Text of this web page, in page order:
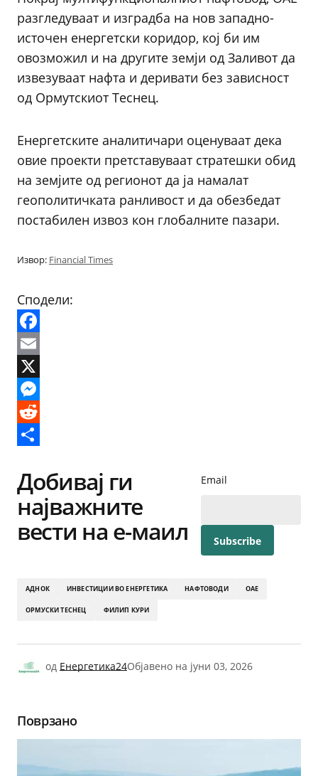
разгледуваат и изградба на нов западно-
источен енергетски коридор, кој би им
овозможил и на другите земји од Заливот да
извезуваат нафта и деривати без зависност
од Ормутскиот Теснец.
Енергетските аналитичари оценуваат дека
овие проекти претставуваат стратешки обид
на земјите од регионот да ја намалат
геополитичката ранливост и да обезбедат
постабилен извоз кон глобалните пазари.
Извор: Financial Times
Сподели:
Facebook
Email
X
Messenger
Reddit
Добивај ги
најважните
вести на е-маил
Email
АДНОК ИНВЕСТИЦИИ ВО ЕНЕРГЕТИКА НАФТОВОДИ ОАЕ
ОРМУСКИ ТЕСНЕЦ ФИЛИП КУРИ
од Енергетика24Објавено на јуни 03, 2026
Поврзано